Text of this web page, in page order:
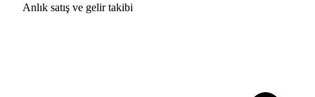
Anlık satış ve gelir takibi